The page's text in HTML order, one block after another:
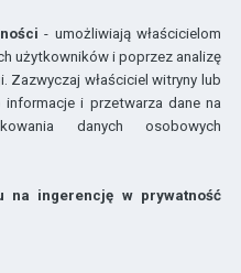
- umożliwiają właścicielom
użytkowników i poprzez analizę
Zazwyczaj właściciel witryny lub
i przetwarza dane na
danych osobowych
na ingerencję w prywatność